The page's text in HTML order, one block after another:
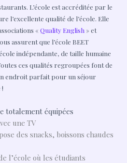
L’école est accréditée par le
l’excellente qualité de l’école. Elle
« Quality English » et
assurent que l’école BEET
indépendante, de taille humaine
ces qualités regroupées font de
endroit parfait pour un séjour
totalement équipées
une TV
des snacks, boissons chaudes
l’école où les étudiants